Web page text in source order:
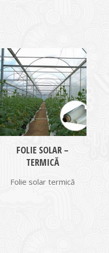
FOLIE SOLAR –
TERMICĂ
Folie solar termică